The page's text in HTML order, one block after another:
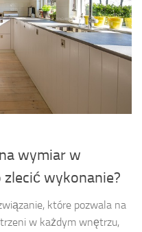
wymiar w
wykonanie?
które pozwala na
w każdym wnętrzu,